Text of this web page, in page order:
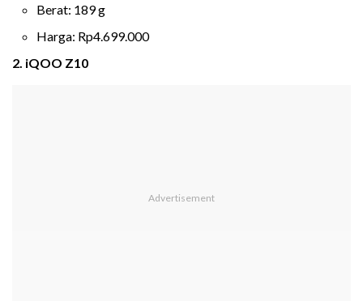
Berat: 189 g
Harga: Rp4.699.000
2. iQOO Z10